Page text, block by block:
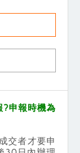
申報時機為
交者才要申